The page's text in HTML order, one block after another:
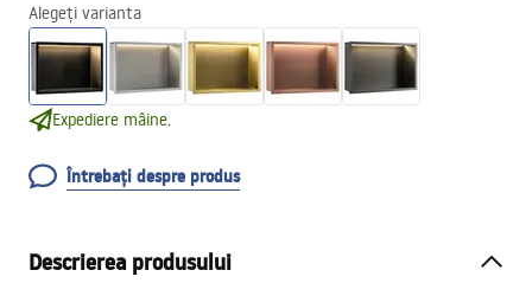
Alegeți varianta
Expediere mâine.
Întrebați despre produs
Descrierea produsului